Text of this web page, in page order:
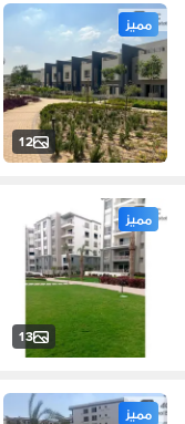
12
مميز
13
مميز
مميز